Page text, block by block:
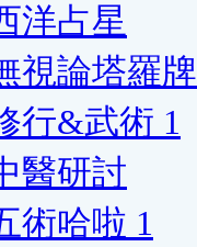
洋占星
視論塔羅牌
行&武術 1
醫研討
術哈啦 1